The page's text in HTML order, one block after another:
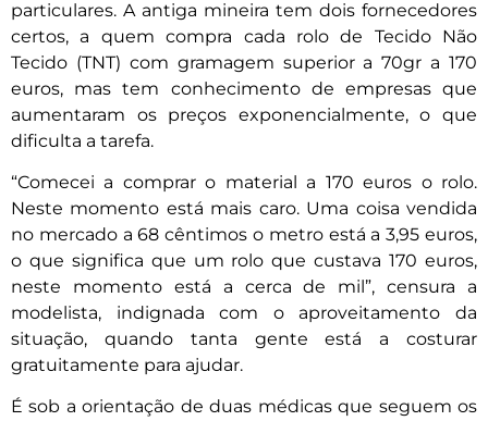
particulares. A antiga mineira tem dois fornecedores
certos, a quem compra cada rolo de Tecido Não
Tecido (TNT) com gramagem superior a 70gr a 170
euros, mas tem conhecimento de empresas que
aumentaram os preços exponencialmente, o que
dificulta a tarefa.
“Comecei a comprar o material a 170 euros o rolo.
Neste momento está mais caro. Uma coisa vendida
no mercado a 68 cêntimos o metro está a 3,95 euros,
o que significa que um rolo que custava 170 euros,
neste momento está a cerca de mil”, censura a
modelista, indignada com o aproveitamento da
situação, quando tanta gente está a costurar
gratuitamente para ajudar.
É sob a orientação de duas médicas que seguem os